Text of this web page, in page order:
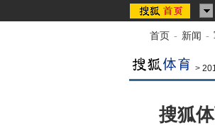
首页 - 新闻 -
>
搜狐